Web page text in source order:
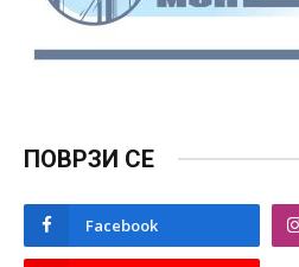
ПОВРЗИ СЕ
Facebook